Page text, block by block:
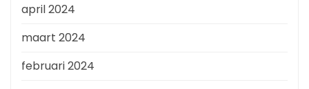
april 2024
maart 2024
februari 2024